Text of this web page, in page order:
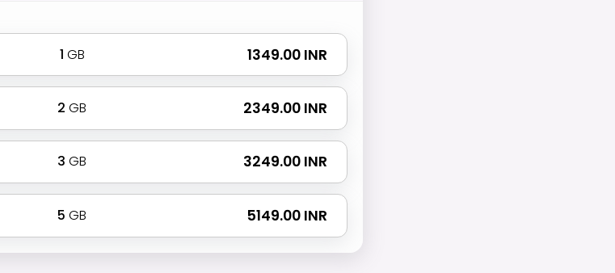
1 GB ₹ 1349.00 INR
2 GB ₹ 2349.00 INR
3 GB ₹ 3249.00 INR
5 GB ₹ 5149.00 INR